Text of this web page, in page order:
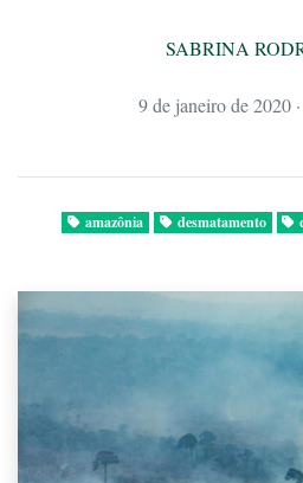
SABRINA
9 de janeiro de 2020 ·
amazônia desmatamento